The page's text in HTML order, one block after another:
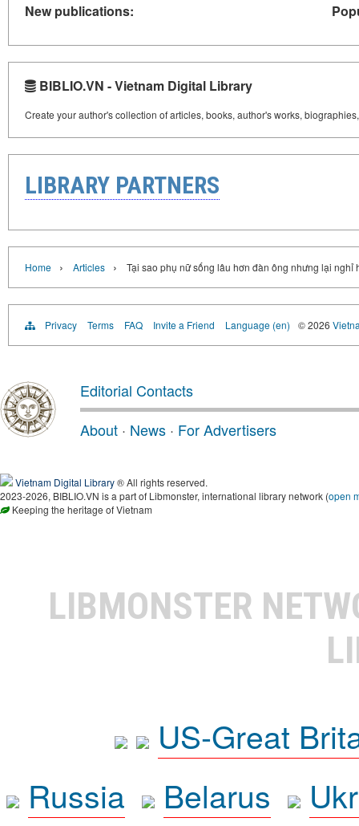
New publications:
BIBLIO.VN - Vietnam Digital Library
Create your author's collection of articles, books, author's works,
LIBRARY PARTNERS
Home › Articles › Tại sao phụ nữ sống lâu hơn đàn ông nhưng lại nghỉ
Privacy Terms FAQ Invite a Friend Language (en) © 2026
Editorial Contacts
About · News · For Advertisers
Vietnam Digital Library® All rights reserved.
2023-2026, BIBLIO.VN is a part of Libmonster, international library network (open
Keeping the heritage of Vietnam
LIBMONSTER
US-Great
Russia
Belarus